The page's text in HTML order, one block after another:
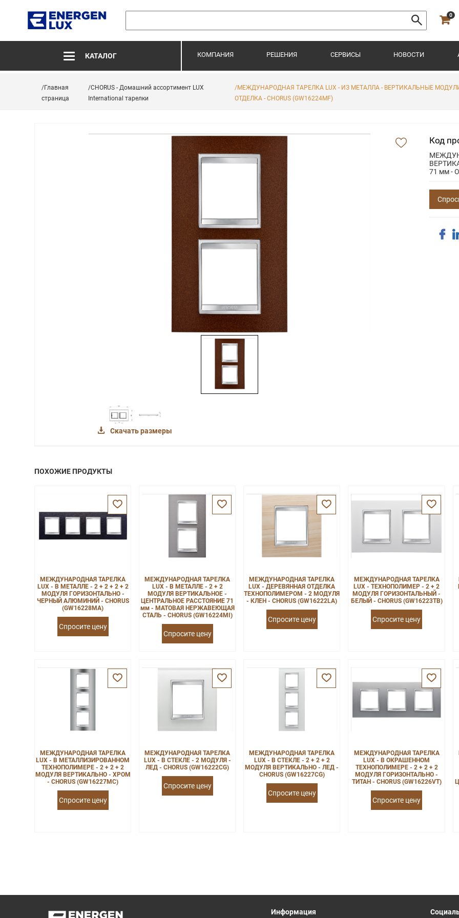
0
КАТАЛОГ КОМПАНИЯ РЕШЕНИЯ СЕРВИСЫ НОВОСТИ
/Главная
страница
/CHORUS - Домашний ассортимент LUX
International тарелки
/МЕЖДУНАРОДНАЯ ТАРЕЛКА LUX - ИЗ МЕТАЛЛА - ВЕРТИКАЛЬНЫЕ
ОТДЕЛКА - CHORUS (GW16224MF)
Скачать размеры
Код
71 мм -
ПОХОЖИЕ ПРОДУКТЫ
МЕЖДУНАРОДНАЯ ТАРЕЛКА
LUX - В МЕТАЛЛЕ - 2 + 2 + 2 + 2
МОДУЛЯ ГОРИЗОНТАЛЬНО -
ЧЕРНЫЙ АЛЮМИНИЙ - CHORUS
(GW16228MA)
Спросите цену
МЕЖДУНАРОДНАЯ ТАРЕЛКА
LUX - В МЕТАЛЛЕ - 2 + 2
МОДУЛЯ ВЕРТИКАЛЬНОЕ -
ЦЕНТРАЛЬНОЕ РАССТОЯНИЕ 71
мм - МАТОВАЯ НЕРЖАВЕЮЩАЯ
СТАЛЬ - CHORUS (GW16224MI)
Спросите цену
МЕЖДУНАРОДНАЯ ТАРЕЛКА
LUX - ДЕРЕВЯННАЯ ОТДЕЛКА
ТЕХНОПОЛИМЕРОМ - 2 МОДУЛЯ
- КЛЕН - CHORUS (GW16222LA)
Спросите цену
МЕЖДУНАРОДНАЯ ТАРЕЛКА
LUX - ТЕХНОПОЛИМЕР - 2 + 2
МОДУЛЯ ГОРИЗОНТАЛЬНЫЙ -
БЕЛЫЙ - CHORUS (GW16223TB)
Спросите цену
МЕЖДУНАРОДНАЯ ТАРЕЛКА
LUX - В МЕТАЛЛИЗИРОВАННОМ
ТЕХНОПОЛИМЕРЕ - 2 + 2 + 2
МОДУЛЯ ВЕРТИКАЛЬНО - ХРОМ
- CHORUS (GW16227MC)
Спросите цену
МЕЖДУНАРОДНАЯ ТАРЕЛКА
LUX - В СТЕКЛЕ - 2 МОДУЛЯ -
ЛЕД - CHORUS (GW16222CG)
Спросите цену
МЕЖДУНАРОДНАЯ ТАРЕЛКА
LUX - В СТЕКЛЕ - 2 + 2 + 2
МОДУЛЯ ВЕРТИКАЛЬНО - ЛЕД -
CHORUS (GW16227CG)
Спросите цену
МЕЖДУНАРОДНАЯ ТАРЕЛКА
LUX - В ОКРАШЕННОМ
ТЕХНОПОЛИМЕРЕ - 2 + 2 + 2
МОДУЛЯ ГОРИЗОНТАЛЬНО -
ТИТАН - CHORUS (GW16226VT)
Спросите цену
Информация